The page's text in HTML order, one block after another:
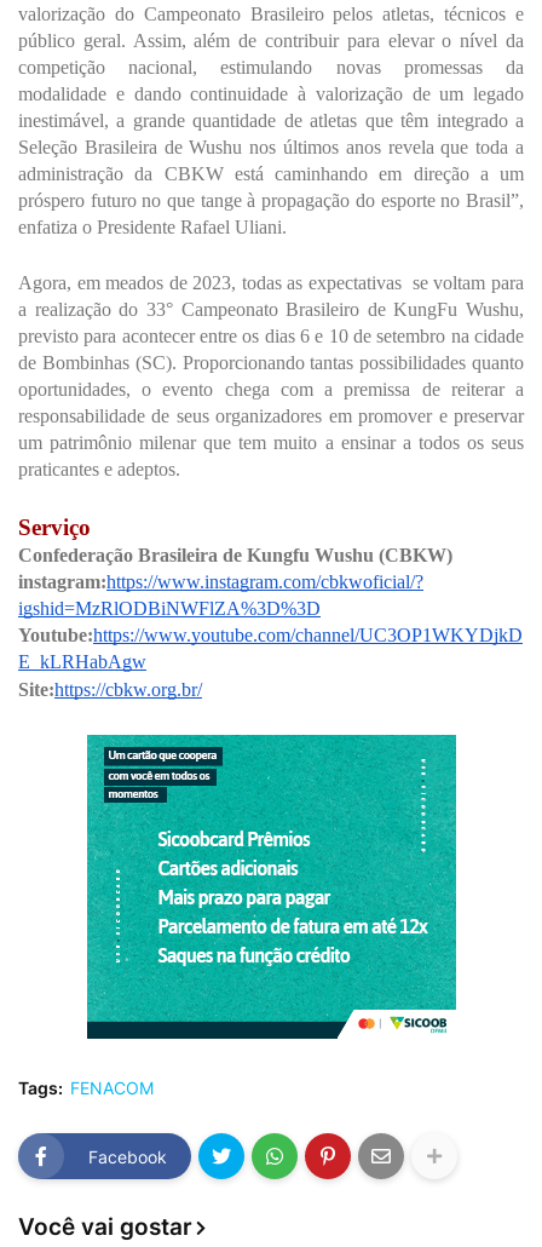
valorização do Campeonato Brasileiro pelos atletas, técnicos e
público geral. Assim, além de contribuir para elevar o nível da
competição nacional, estimulando novas promessas da
modalidade e dando continuidade à valorização de um legado
inestimável, a grande quantidade de atletas que têm integrado a
Seleção Brasileira de Wushu nos últimos anos revela que toda a
administração da CBKW está caminhando em direção a um
próspero futuro no que tange à propagação do esporte no Brasil”,
enfatiza o Presidente Rafael Uliani.
Agora, em meados de 2023, todas as expectativas se voltam para
a realização do 33° Campeonato Brasileiro de KungFu Wushu,
previsto para acontecer entre os dias 6 e 10 de setembro na cidade
de Bombinhas (SC). Proporcionando tantas possibilidades quanto
oportunidades, o evento chega com a premissa de reiterar a
responsabilidade de seus organizadores em promover e preservar
um patrimônio milenar que tem muito a ensinar a todos os seus
praticantes e adeptos.
Serviço
Confederação Brasileira de Kungfu Wushu (CBKW)
instagram:https://www.instagram.com/cbkwoficial/?
igshid=MzRlODBiNWFlZA%3D%3D
Youtube:https://www.youtube.com/channel/UC3OP1WKYDjkD
E_kLRHabAgw
Site:https://cbkw.org.br/
Tags: FENACOM
Facebook
Você vai gostar